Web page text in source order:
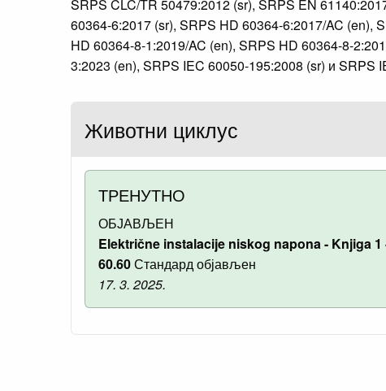
SRPS CLC/TR 50479:2012 (sr), SRPS EN
60364-6:2017 (sr), SRPS HD 60364-6:2017/AC (en),
HD 60364-8-1:2019/AC (en), SRPS HD 60364-8-
3:2023 (en), SRPS IEC 60050-195:2008 (sr) и SRPS
Животни циклус
ТРЕНУТНО
ОБЈАВЉЕН
Električne instalacije niskog napona - Knjiga
60.60Стандард објављен
17. 3. 2025.